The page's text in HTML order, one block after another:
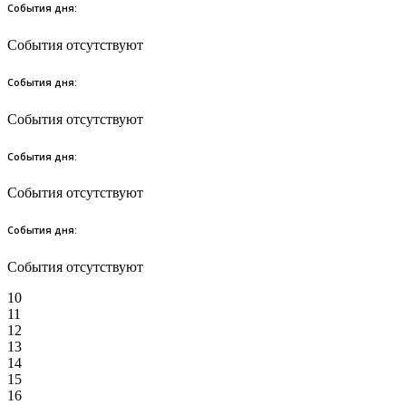
События дня:
События отсутствуют
События дня:
События отсутствуют
События дня:
События отсутствуют
События дня:
События отсутствуют
10
11
12
13
14
15
16